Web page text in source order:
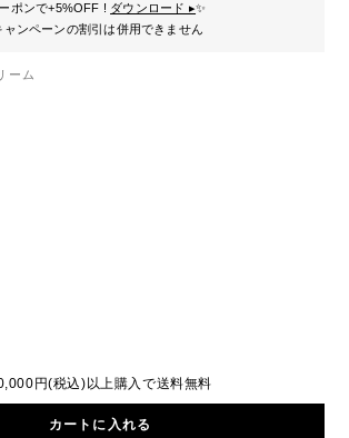
ポンで+5%OFF ! ダウンロード ▸✨
ンペーンの割引は併用できません
ーム
円(税込)以上購入で送料無料
カートに入れる